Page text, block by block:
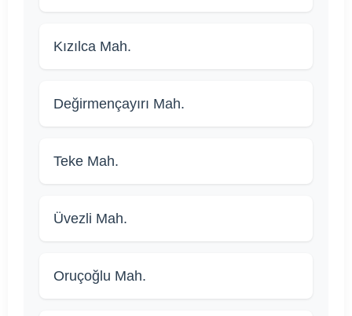
Kızılca Mah.
Değirmençayırı Mah.
Teke Mah.
Üvezli Mah.
Oruçoğlu Mah.